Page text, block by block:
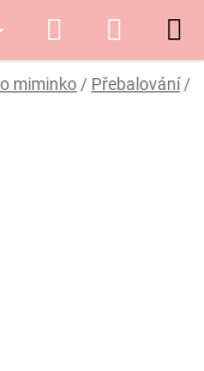
Hledat
KOŠÍK
miminko / Přebalování /